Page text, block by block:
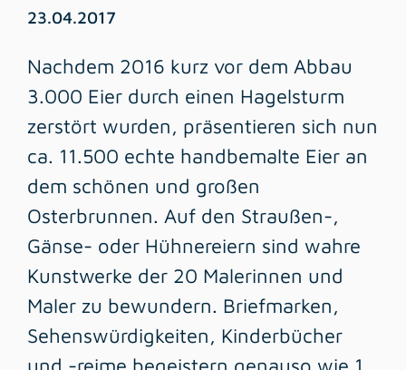
23.04.2017
Nachdem 2016 kurz vor dem Abbau
3.000 Eier durch einen Hagelsturm
zerstört wurden, präsentieren sich nun
ca. 11.500 echte handbemalte Eier an
dem schönen und großen
Osterbrunnen. Auf den Straußen-,
Gänse- oder Hühnereiern sind wahre
Kunstwerke der 20 Malerinnen und
Maler zu bewundern. Briefmarken,
Sehenswürdigkeiten, Kinderbücher